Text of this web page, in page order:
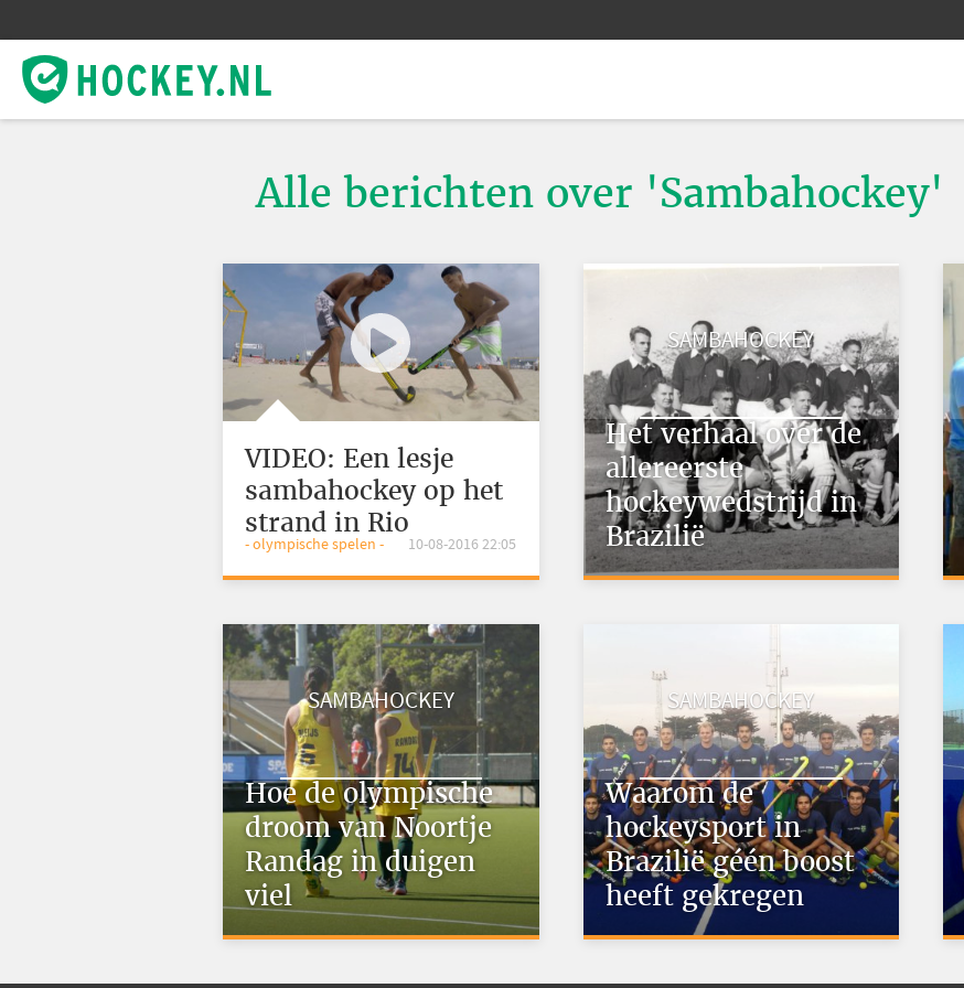
Alle berichten over 'Sambahockey'
VIDEO: Een lesje
sambahockey op het
strand in Rio
- olympische spelen - 10-08-2016 22:05
SAMBAHOCKEY
Het verhaal over de
allereerste
hockeywedstrijd in
Brazilië
SAMBAHOCKEY
Hoe de olympische
droom van Noortje
Randag in duigen
viel
SAMBAHOCKEY
Waarom de
hockeysport in
Brazilië géén boost
heeft gekregen